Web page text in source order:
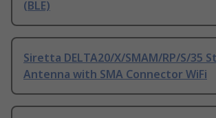
(BLE)
Siretta DELTA20/X/SMAM/RP/S/35
Antenna with SMA Connector WiFi